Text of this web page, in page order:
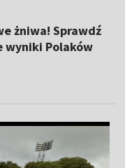
żniwa! Sprawdź
wyniki Polaków